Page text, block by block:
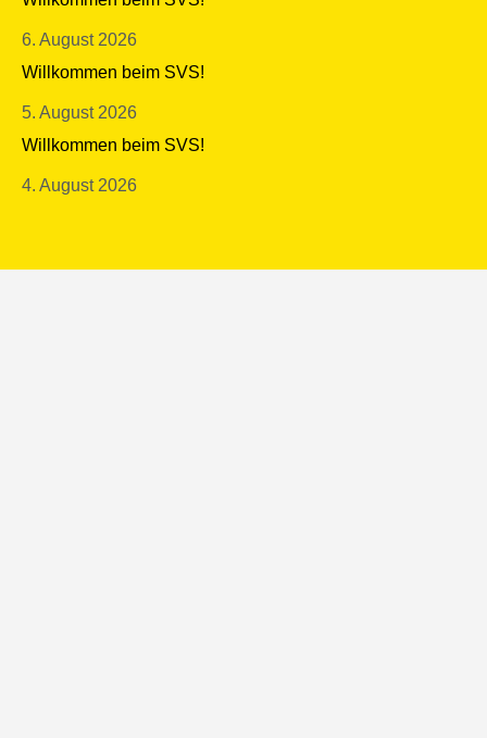
6. August 2026
Willkommen beim SVS!
5. August 2026
Willkommen beim SVS!
4. August 2026